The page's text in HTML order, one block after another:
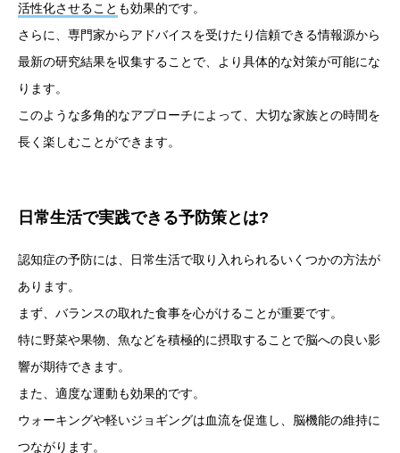
活性化させること も効果的です。
さらに、専門家からアドバイスを受けたり信頼できる情報源から
最新の研究結果を収集することで、より具体的な対策が可能にな
ります。
このような多角的なアプローチによって、大切な家族との時間を
長く楽しむことができます。
日常生活で実践できる予防策とは?
認知症の予防には、日常生活で取り入れられるいくつかの方法が
あります。
まず、バランスの取れた食事を心がけることが重要です。
特に野菜や果物、魚などを積極的に摂取することで脳への良い影
響が期待できます。
また、適度な運動も効果的です。
ウォーキングや軽いジョギングは血流を促進し、脳機能の維持に
つながります。